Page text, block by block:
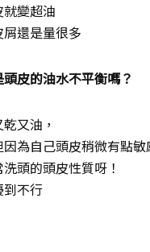
變超油
還是量很多
皮的油水不平衡嗎？
又油，
為自己頭皮稍微有點敏
頭的頭皮性質呀！
到不行